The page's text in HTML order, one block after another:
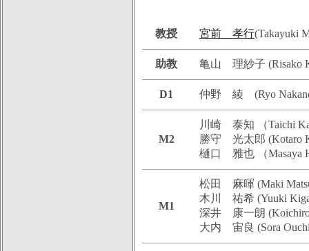
教授 宮前 孝行(Takayuki
助教 亀山 理紗子 (Risako
D1 仲野 綾 (Ryo
M2
川崎
泰知 （Taichi
勝守 光太郎 (Kotaro
樋口 雅也 （Masaya
M1
松田 麻暉 (Maki
木川
祐希 (Yuuki
深井 康一朗
大内 宙良 (Sora